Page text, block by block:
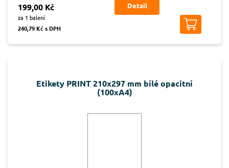
199,00 Kč
za 1 balení
240,79 Kč s DPH
Detail
Etikety PRINT 210x297 mm bílé opacitní
(100xA4)